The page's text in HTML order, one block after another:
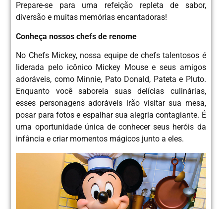
Prepare-se para uma refeição repleta de sabor,
diversão e muitas memórias encantadoras!
Conheça nossos chefs de renome
No Chefs Mickey, nossa equipe de chefs talentosos é
liderada pelo icônico Mickey Mouse e seus amigos
adoráveis, como Minnie, Pato Donald, Pateta e Pluto.
Enquanto você saboreia suas delícias culinárias,
esses personagens adoráveis irão visitar sua mesa,
posar para fotos e espalhar sua alegria contagiante. É
uma oportunidade única de conhecer seus heróis da
infância e criar momentos mágicos junto a eles.